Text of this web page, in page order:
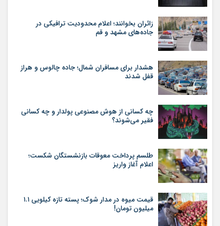
زائران بخوانند؛ اعلام محدودیت ترافیکی در
جاده‌های مشهد و قم
هشدار برای مسافران شمال؛ جاده چالوس و هراز
قفل شدند
چه کسانی از هوش مصنوعی پولدار و چه کسانی
فقیر می‌شوند؟
طلسم پرداخت معوقات بازنشستگان شکست؛
اعلام آغاز واریز
قیمت میوه در مدار شوک؛ پسته تازه کیلویی ۱.۱
میلیون تومان!